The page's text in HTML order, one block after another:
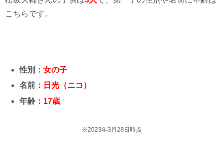
こちらです。
性別：女の子
名前： 日光（ニコ）
年齢： 17歳
※2023年3月28日時点